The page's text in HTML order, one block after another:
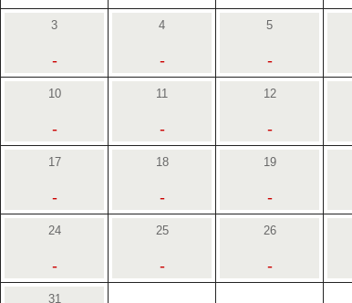
3
-
4
-
5
-
10
-
11
-
12
-
17
-
18
-
19
-
24
-
25
-
26
-
31